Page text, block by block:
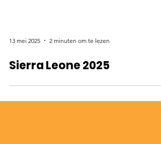
13 mei 2025 2 minuten om te lezen
Sierra Leone 2025